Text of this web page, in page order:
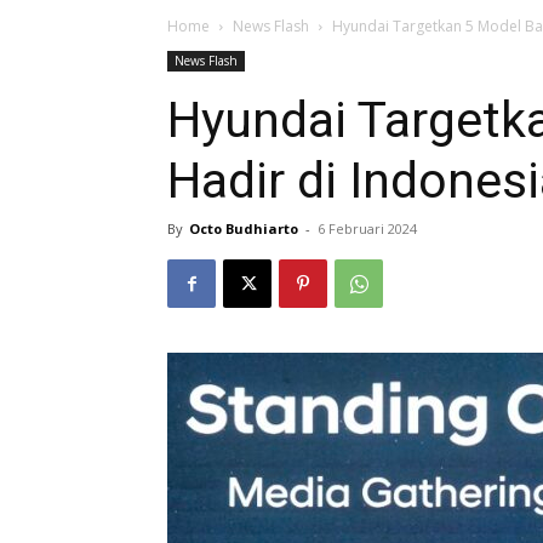
Home News Flash Hyundai Targetkan 5 Model
News Flash
Hyundai
Hadir di
By Octo Budhiarto - 6 Februari 2024